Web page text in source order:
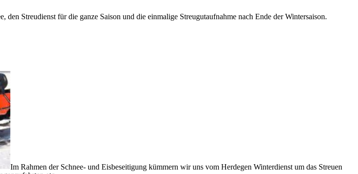
den Streudienst für die ganze Saison und die einmalige Streugutaufnahme nach Ende der Wintersaison.
Im Rahmen der Schnee- und Eisbeseitigung kümmern wir uns vom Herdegen Winterdienst um das Streuen